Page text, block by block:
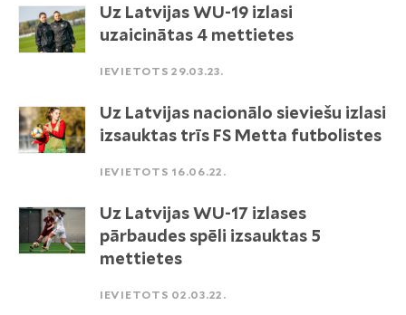
Uz Latvijas WU-19 izlasi
uzaicinātas 4 mettietes
IEVIETOTS 29.03.23.
Uz Latvijas nacionālo sieviešu izlasi
izsauktas trīs FS Metta futbolistes
IEVIETOTS 16.06.22.
Uz Latvijas WU-17 izlases
pārbaudes spēli izsauktas 5
mettietes
IEVIETOTS 02.03.22.